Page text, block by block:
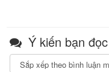
Ý kiến bạn đọc